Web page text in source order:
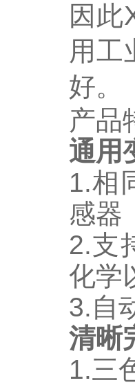
因此
用工
好。
产品
通用
1.相
感器
2.支
化学
3.自
清晰
1.三